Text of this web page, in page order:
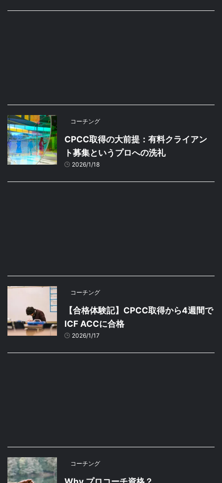
コーチング
CPCC取得の大前提：有料クライアン
ト募集というプロへの洗礼
2026/1/18
コーチング
【合格体験記】CPCC取得から4週間で
ICF ACCに合格
2026/1/17
コーチング